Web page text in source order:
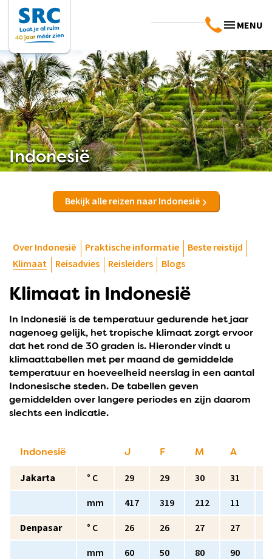
MENU
Indonesië
Bekijk alle reizen naar Indonesië
Over Indonesië Praktische informatie
Beste reistijd
Klimaat
Reisadvies Reisleiders Blogs
Klimaat in Indonesië
In Indonesië is de temperatuur gedurende het jaar
nagenoeg gelijk, het tropische klimaat zorgt ervoor
dat het rond de 30 graden is. Hieronder vindt u
klimaattabellen met per maand de gemiddelde
temperatuur en hoeveelheid neerslag in een aantal
Indonesische steden. De tabellen geven
gemiddelden over langere periodes en zijn daarom
slechts een indicatie.
Indonesië J F M A
Jakarta ° C 29 29 30 31
mm 417 319 212 11
Denpasar ° C 26 26 27 27
mm 60 50 80 90